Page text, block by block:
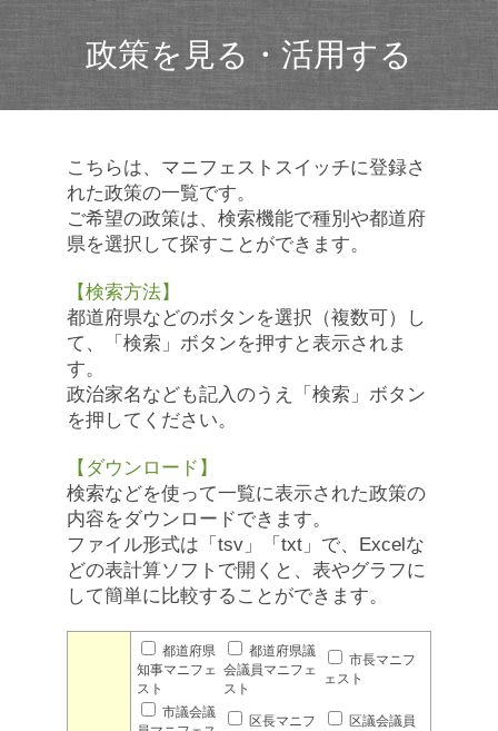
政策を見る・活用する
こちらは、マニフェストスイッチに登録さ
れた政策の一覧です。
ご希望の政策は、検索機能で種別や都道府
県を選択して探すことができます。
【検索方法】
都道府県などのボタンを選択（複数可）し
て、「検索」ボタンを押すと表示されま
す。
政治家名なども記入のうえ「検索」ボタン
を押してください。
【ダウンロード】
検索などを使って一覧に表示された政策の
内容をダウンロードできます。
ファイル形式は「tsv」「txt」で、Excelな
どの表計算ソフトで開くと、表やグラフに
して簡単に比較することができます。
都道府県
知事マニフェ
スト
都道府県議
会議員マニフェ
スト
市長マニフ
ェスト
市議会議
区長マニフ
区議会議員